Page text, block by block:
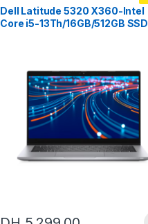
professionnels
Dell Latitude 5320 X360-Intel
Core i5-13Th/16GB/512GB SSD